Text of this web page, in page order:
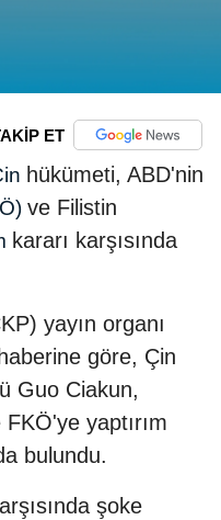
ET
hükümeti, ABD'nin
ve Filistin
kararı karşısında
yayın organı
göre, Çin
Guo Ciakun,
FKÖ'ye yaptırım
bulundu.
şoke